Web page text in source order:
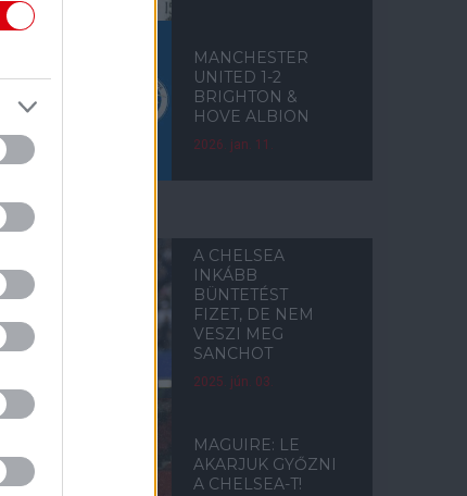
MANCHESTER
UNITED 1-2
BRIGHTON &
HOVE ALBION
2026. jan. 11.
A CHELSEA
INKÁBB
BÜNTETÉST
FIZET, DE NEM
VESZI MEG
SANCHOT
2025. jún. 03.
MAGUIRE: LE
AKARJUK GYŐZNI
A CHELSEA-T!